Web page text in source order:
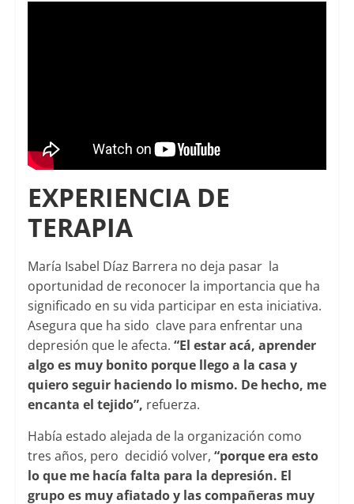
EXPERIENCIA DE
TERAPIA
María Isabel Díaz Barrera no deja pasar la
oportunidad de reconocer la importancia que ha
significado en su vida participar en esta iniciativa.
Asegura que ha sido clave para enfrentar una
depresión que le afecta. “El estar acá, aprender
algo es muy bonito porque llego a la casa y
quiero seguir haciendo lo mismo. De hecho, me
encanta el tejido”, refuerza.
Había estado alejada de la organización como
tres años, pero decidió volver, “porque era esto
lo que me hacía falta para la depresión. El
grupo es muy afiatado y las compañeras muy